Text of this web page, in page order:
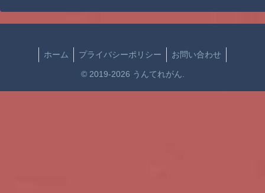
ホーム プライバシーポリシー お問い合わせ
© 2019-2026 うんてれがん.